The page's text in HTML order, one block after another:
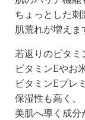
ちょっとした刺
肌荒れが増えま
若返りのビタミ
ビタミンEやお
ビタミンEプレ
保湿性も高く、
美肌へ導く成分